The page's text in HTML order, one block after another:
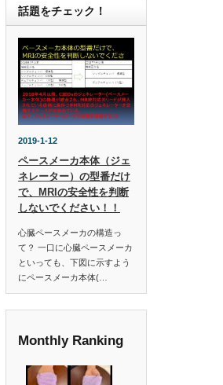
話題をチェック！
2019-1-12
ペースメーカ本体（ジェ
ネレーター）の型番だけ
で、MRIの安全性を判断
しないでください！！
心臓ペースメーカの構造っ
て？ 一口に心臓ペースメーカ
といっても、下図に示すよう
にペースメーカ本体(…
Monthly Ranking